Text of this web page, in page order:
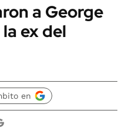
a George
ex del
en